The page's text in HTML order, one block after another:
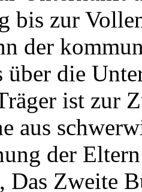
bis zur
der
über die
ist zur
aus
der
Das Zweite